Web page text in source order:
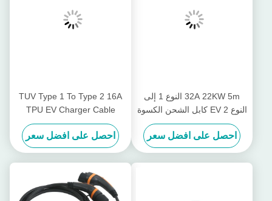
32A 22KW 5m النوع 1 إلى
النوع 2 EV كابل الشحن الكسوة
الخضراء TPU
احصل على افضل سعر
TUV Type 1 To Type 2 16A
TPU EV Charger Cable
الكسوة البيضاء
احصل على افضل سعر